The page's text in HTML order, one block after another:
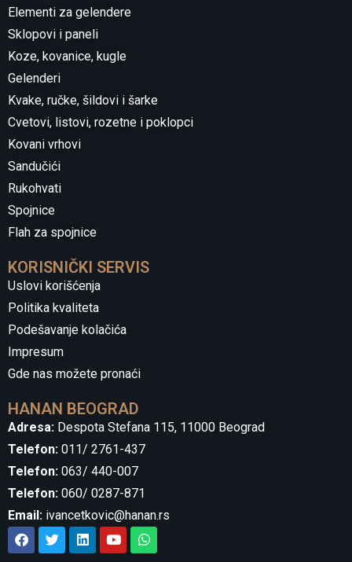
Elementi za gelendere
Sklopovi i paneli
Koze, kovanice, kugle
Gelenderi
Kvake, ručke, šildovi i šarke
Cvetovi, listovi, rozetne i poklopci
Kovani vrhovi
Sandučići
Rukohvati
Spojnice
Flah za spojnice
KORISNIČKI SERVIS
Uslovi korišćenja
Politika kvaliteta
Podešavanje kolačića
Impresum
Gde nas možete pronaći
HANAN BEOGRAD
Adresa: Despota Stefana 115, 11000 Beograd
Telefon: 011/ 2761-437
Telefon: 063/ 440-007
Telefon: 060/ 0287-871
Email: ivancetkovic@hanan.rs